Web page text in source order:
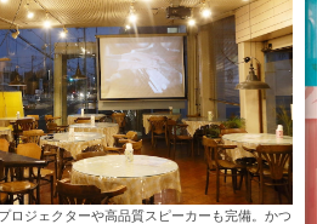
ロジェクターや高品質スピーカーも完備。かつ